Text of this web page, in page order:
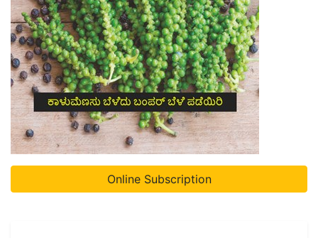
Online Subscription